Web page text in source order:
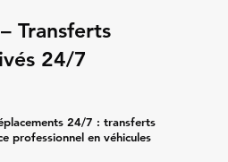
Transferts
24/7
24/7 : transferts
professionnel en véhicules